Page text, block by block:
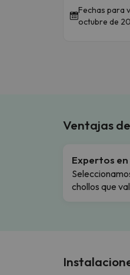
Fechas para
octubre de
Ventajas
Expertos en
chollos que